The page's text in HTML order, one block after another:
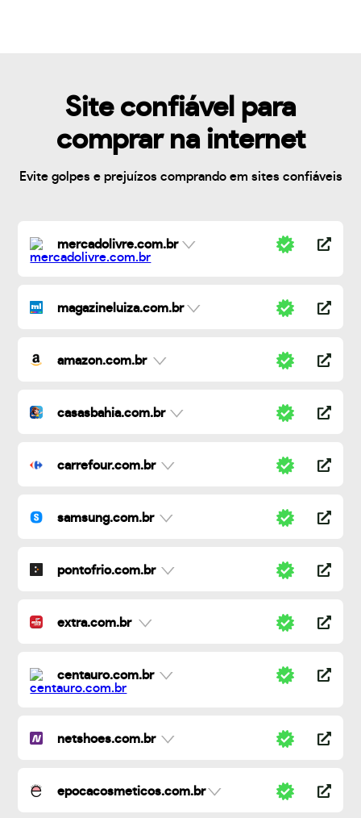
Site confiável para
comprar na internet
Evite golpes e prejuízos comprando em sites confiáveis
mercadolivre.com.br
magazineluiza.com.br
amazon.com.br
casasbahia.com.br
carrefour.com.br
samsung.com.br
pontofrio.com.br
extra.com.br
centauro.com.br
netshoes.com.br
epocacosmeticos.com.br